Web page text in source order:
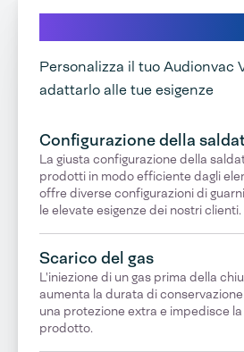
Personalizza il tuo Audionvac
adattarlo alle tue esigenze
Configurazione della
La giusta configurazione della
prodotti in modo efficiente dagli
offre diverse configurazioni di
le elevate esigenze dei nostri clienti.
Scarico del gas
L'iniezione di un gas prima della
aumenta la durata di
una protezione extra e impedisce
prodotto.